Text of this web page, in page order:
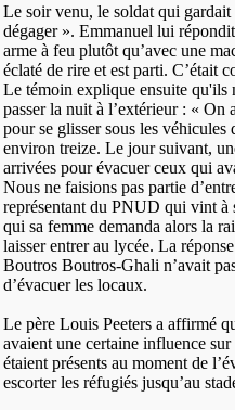
Le soir venu, le soldat qui
dégager ». Emmanuel lui
arme à feu plutôt qu’avec une
éclaté de rire et est parti. C’était
Le témoin explique ensuite qu'ils
passer la nuit à l’extérieur : « On
pour se glisser sous les
environ treize. Le jour suivant,
arrivées pour évacuer ceux qui
Nous ne faisions pas partie
représentant du PNUD qui vint à
qui sa femme demanda alors la
laisser entrer au lycée. La
Boutros Boutros-Ghali n’avait
d’évacuer les locaux.
Le père Louis Peeters a affirmé
avaient une certaine influence
étaient présents au moment de
escorter les réfugiés jusqu’au